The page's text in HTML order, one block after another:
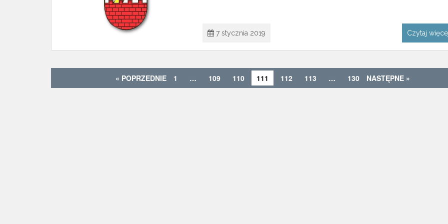
7 stycznia 2019 Czytaj
« POPRZEDNIE 1 … 109 110 111 112 113 … 130 NASTĘPNE »